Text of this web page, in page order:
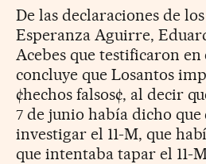
De las declaraciones de
Esperanza Aguirre,
Acebes que testificaron
concluye que Losantos
¢hechos falsos¢, al decir
7 de junio había dicho que
investigar el 11-M, que
que intentaba tapar el 11-